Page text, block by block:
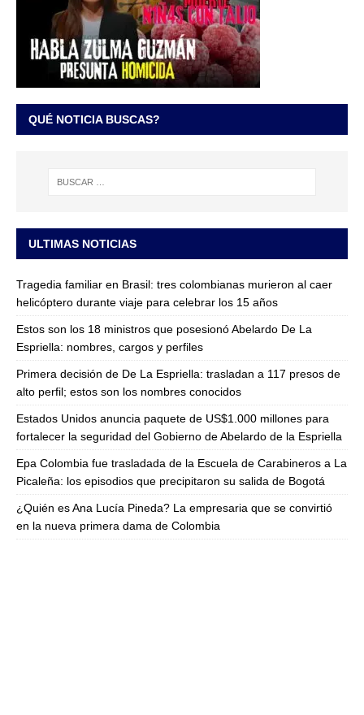
QUÉ NOTICIA BUSCAS?
ULTIMAS NOTICIAS
Tragedia familiar en Brasil: tres colombianas murieron al caer
helicóptero durante viaje para celebrar los 15 años
Estos son los 18 ministros que posesionó Abelardo De La
Espriella: nombres, cargos y perfiles
Primera decisión de De La Espriella: trasladan a 117 presos de
alto perfil; estos son los nombres conocidos
Estados Unidos anuncia paquete de US$1.000 millones para
fortalecer la seguridad del Gobierno de Abelardo de la Espriella
Epa Colombia fue trasladada de la Escuela de Carabineros a La
Picaleña: los episodios que precipitaron su salida de Bogotá
¿Quién es Ana Lucía Pineda? La empresaria que se convirtió
en la nueva primera dama de Colombia